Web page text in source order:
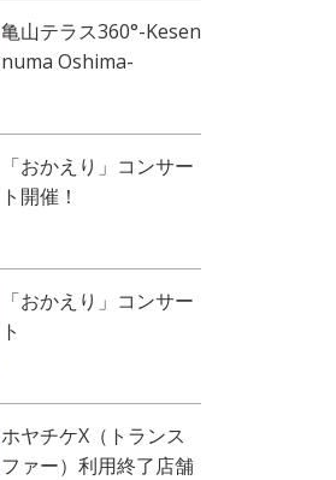
亀山テラス360°-Kesen
numa Oshima-
「おかえり」コンサー
ト開催！
「おかえり」コンサー
ト
ホヤチケX（トランス
ファー）利用終了店舗